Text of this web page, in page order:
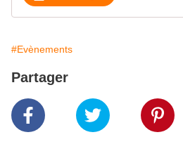
#Evènements
Partager